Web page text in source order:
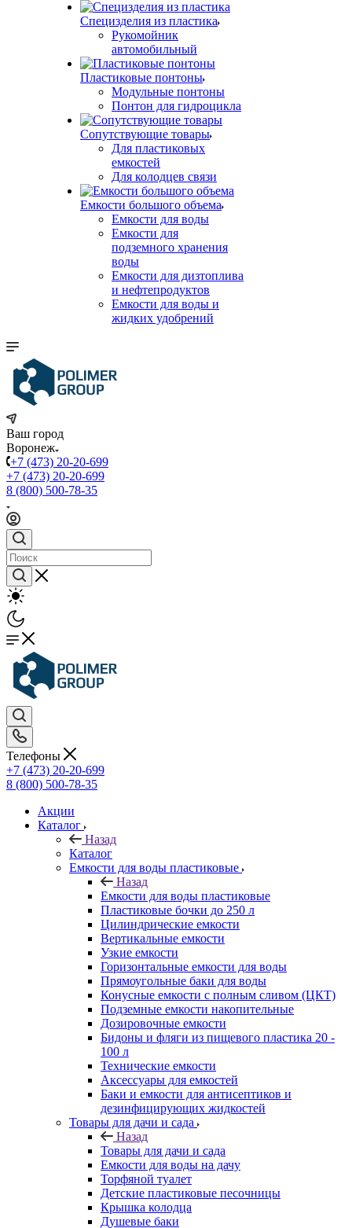
Специзделия из пластика
Рукомойник
автомобильный
Пластиковые понтоны
Модульные понтоны
Понтон для гидроцикла
Сопутствующие товары
Для пластиковых
емкостей
Для колодцев связи
Емкости большого объема
Емкости для воды
Емкости для
подземного хранения
воды
Емкости для дизтоплива
и нефтепродуктов
Емкости для воды и
жидких удобрений
Ваш город
Воронеж
+7 (473) 20-20-699
+7 (473) 20-20-699
8 (800) 500-78-35
Телефоны
+7 (473) 20-20-699
8 (800) 500-78-35
Акции
Каталог
Назад
Каталог
Емкости для воды пластиковые
Назад
Емкости для воды пластиковые
Пластиковые бочки до 250 л
Цилиндрические емкости
Вертикальные емкости
Узкие емкости
Горизонтальные емкости для воды
Прямоугольные баки для воды
Конусные емкости с полным сливом (ЦКТ)
Подземные емкости накопительные
Дозировочные емкости
Бидоны и фляги из пищевого пластика 20 -
100 л
Технические емкости
Аксессуары для емкостей
Баки и емкости для антисептиков и
дезинфицирующих жидкостей
Товары для дачи и сада
Назад
Товары для дачи и сада
Емкости для воды на дачу
Торфяной туалет
Детские пластиковые песочницы
Крышка колодца
Душевые баки